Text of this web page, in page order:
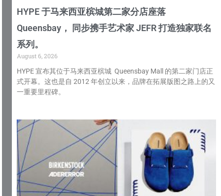
HYPE 于马来西亚槟城第二家分店座落
Queensbay， 同步携手艺术家 JEFR 打造独家联名
系列。
August 6, 2026
HYPE 宣布其位于马来西亚槟城 Queensbay Mall 的第二家门店正
式开幕。这也是自 2012 年创立以来，品牌在拓展版图之路上的又
一重要里程碑。